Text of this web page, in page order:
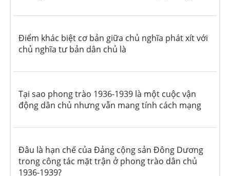
Điểm khác biệt cơ bản giữa chủ nghĩa phát xít với
chủ nghĩa tư bản dân chủ là
Tại sao phong trào 1936-1939 là một cuộc vận
động dân chủ nhưng vẫn mang tính cách mạng
Đâu là hạn chế của Đảng cộng sản Đông Dương
trong công tác mặt trận ở phong trào dân chủ
1936-1939?